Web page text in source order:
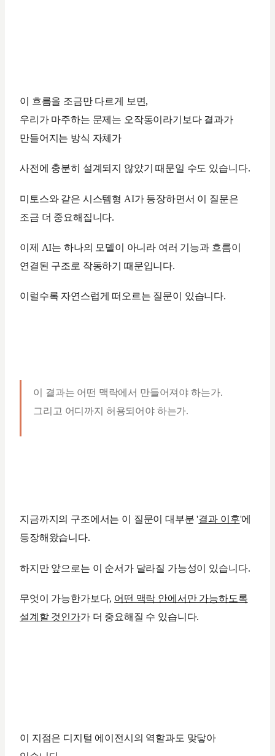
이 흐름을 조금만 다르게 보면,
우리가 마주하는 문제는 오작동이라기보다 결과가
만들어지는 방식 자체가
사전에 충분히 설계되지 않았기 때문일 수도 있습니다.
미토스와 같은 시스템형 AI가 등장하면서 이 질문은
조금 더 중요해집니다.
이제 AI는 하나의 모델이 아니라 여러 기능과 흐름이
연결된 구조로 작동하기 때문입니다.
이럴수록 자연스럽게 떠오르는 질문이 있습니다.
이 결과는 어떤 맥락에서 만들어져야 하는가.
그리고 어디까지 허용되어야 하는가.
지금까지의 구조에서는 이 질문이 대부분 '결과 이후'에
등장해왔습니다.
하지만 앞으로는 이 순서가 달라질 가능성이 있습니다.
무엇이 가능한가보다, 어떤 맥락 안에서만 가능하도록
설계할 것인가가 더 중요해질 수 있습니다.
이 지점은 디지털 에이전시의 역할과도 맞닿아